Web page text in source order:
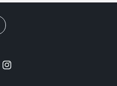
Instagram